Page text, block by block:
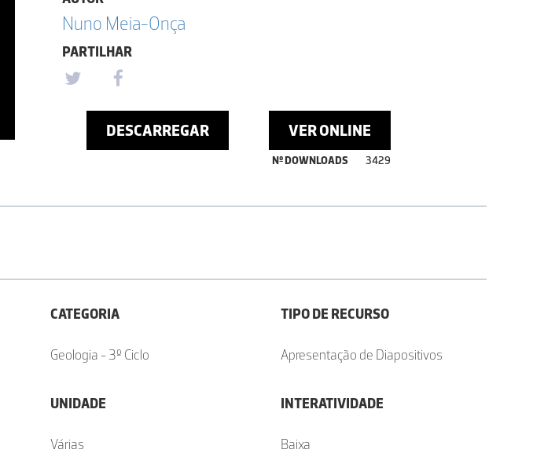
Nuno Meia-Onça
PARTILHAR
DESCARREGAR VER ONLINE
Nº DOWNLOADS 3429
CATEGORIA
Geologia - 3º Ciclo
UNIDADE
Várias
TIPO DE RECURSO
Apresentação de Diapositivos
INTERATIVIDADE
Baixa